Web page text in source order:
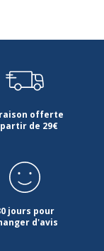
offerte
de 29€
jours pour
d'avis